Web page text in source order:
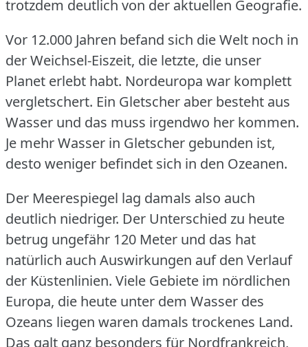
trotzdem deutlich von der aktuellen Geografie.
Vor 12.000 Jahren befand sich die Welt noch in
der Weichsel-Eiszeit, die letzte, die unser
Planet erlebt habt. Nordeuropa war komplett
vergletschert. Ein Gletscher aber besteht aus
Wasser und das muss irgendwo her kommen.
Je mehr Wasser in Gletscher gebunden ist,
desto weniger befindet sich in den Ozeanen.
Der Meerespiegel lag damals also auch
deutlich niedriger. Der Unterschied zu heute
betrug ungefähr 120 Meter und das hat
natürlich auch Auswirkungen auf den Verlauf
der Küstenlinien. Viele Gebiete im nördlichen
Europa, die heute unter dem Wasser des
Ozeans liegen waren damals trockenes Land.
Das galt ganz besonders für Nordfrankreich,